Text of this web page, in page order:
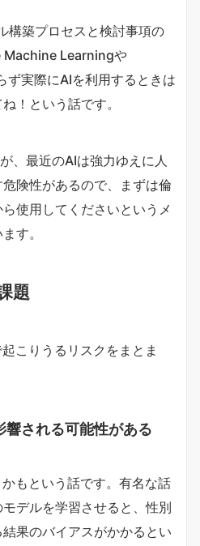
構築プロセスと検討事項の
Machine Learningや
実際にAIを利用するときは
！という話です。
、最近のAIは強力ゆえに人
険性があるので、まずは倫
使用してくださいというメ
す。
題
こりうるリスクをまとま
響される可能性がある
もという話です。有名な話
デルを学習させると、性別
果のバイアスがかかるとい